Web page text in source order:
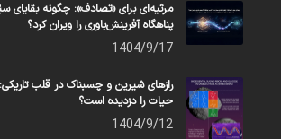
مرثیه‌ای برای «تصادف»: چگونه بقایای
پناهگاه آفرینش‌باوری را ویران کرد؟
1404/9/17
رازهای شیرین و چسبناک در قلب
حیات را دزدیده است؟
1404/9/12